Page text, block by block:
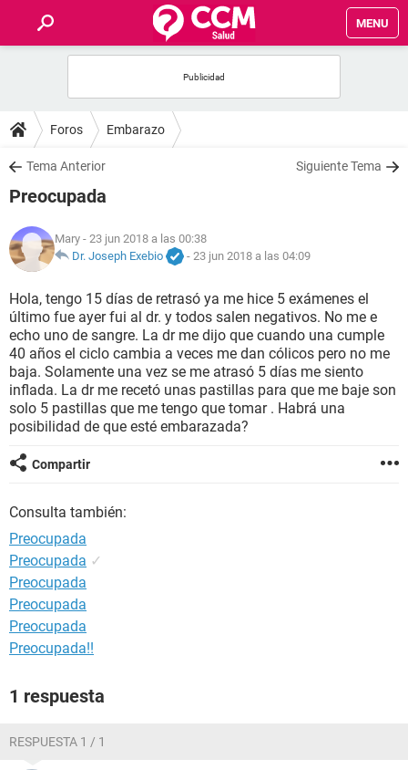
MENU
FOROS
SALUD
NUTRICIÓN
BIENESTAR
SEXUALIDAD
GLOSARIO
Foros Embarazo
Tema Anterior Siguiente Tema
Preocupada
Mary - 23 jun 2018 a las 00:38
Dr. Joseph Exebio
- 23 jun 2018 a las 04:09
Hola, tengo 15 días de retrasó ya me hice 5 exámenes el
último fue ayer fui al dr. y todos salen negativos. No me e
echo uno de sangre. La dr me dijo que cuando una cumple
40 años el ciclo cambia a veces me dan cólicos pero no me
baja. Solamente una vez se me atrasó 5 días me siento
inflada. La dr me recetó unas pastillas para que me baje son
solo 5 pastillas que me tengo que tomar . Habrá una
posibilidad de que esté embarazada?
Compartir
Consulta también:
Preocupada
Preocupada ✓
Preocupada
Preocupada
Preocupada
Preocupada!!
1 respuesta
RESPUESTA 1 / 1